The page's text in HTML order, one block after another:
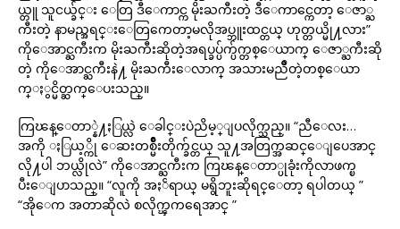
ယ္တူ သူငယ္ခ်င္း ေတြ ဒီေကာင္က မိုးႀကီးတဲ့ ဒီေကာင္ကေတာ့ ေဇာ္ႀ
ကီးတဲ့ နာမည္အရင္းေတြကေတာ့မလိုအပ္ဘူးထင္တယ္ ဟုတ္တယ္မို႔လား”
ကိုေအာင္ႀကီးက မိုးႀကီးဆိုတဲ့အရပ္ခပ္ပ်က္ပ်က္တစ္ေယာက္ ေဇာ္ႀကီးဆို
တဲ့ ကိုေအာင္ႀကီးနဲ႔ မိုးႀကီးေလာက္ အသားမညိဳတဲ့တစ္ေယာ
က္ႏွင္မိတ္ဆက္ေပးသည္။
ကြၽန္ေတာ္နဲ႔ႏြယ္လဲ ေခါင္းပဲညိမ့္ျပလိုက္သည္။ “ညီေလး…
အကို ႏြယ့္ကို ေဆးတစ္မ်ိဳးတိုက္ခ်င္တယ္ သူ႔အတြက္အဆင္ေျပေအာင္
လို႔ပါ ဘယ္လိုလဲ” ကိုေအာင္ႀကီးက ကြၽန္ေတာ္ပုခုံးကိုလာဖက္ၿ
ပီးေျပာသည္။ “လူကို အႏၲရာယ္ မရွိဘူးဆိုရင္ေတာ့ ရပါတယ္ ”
“အိုေက အတာဆိုလဲ စလိုက္ၾကရေအာင္ ”